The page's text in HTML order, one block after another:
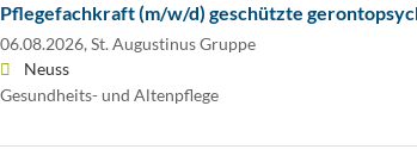
Pflegefachkraft (m/w/d) geschützte
06.08.2026, St. Augustinus Gruppe
Neuss
Gesundheits- und Altenpflege